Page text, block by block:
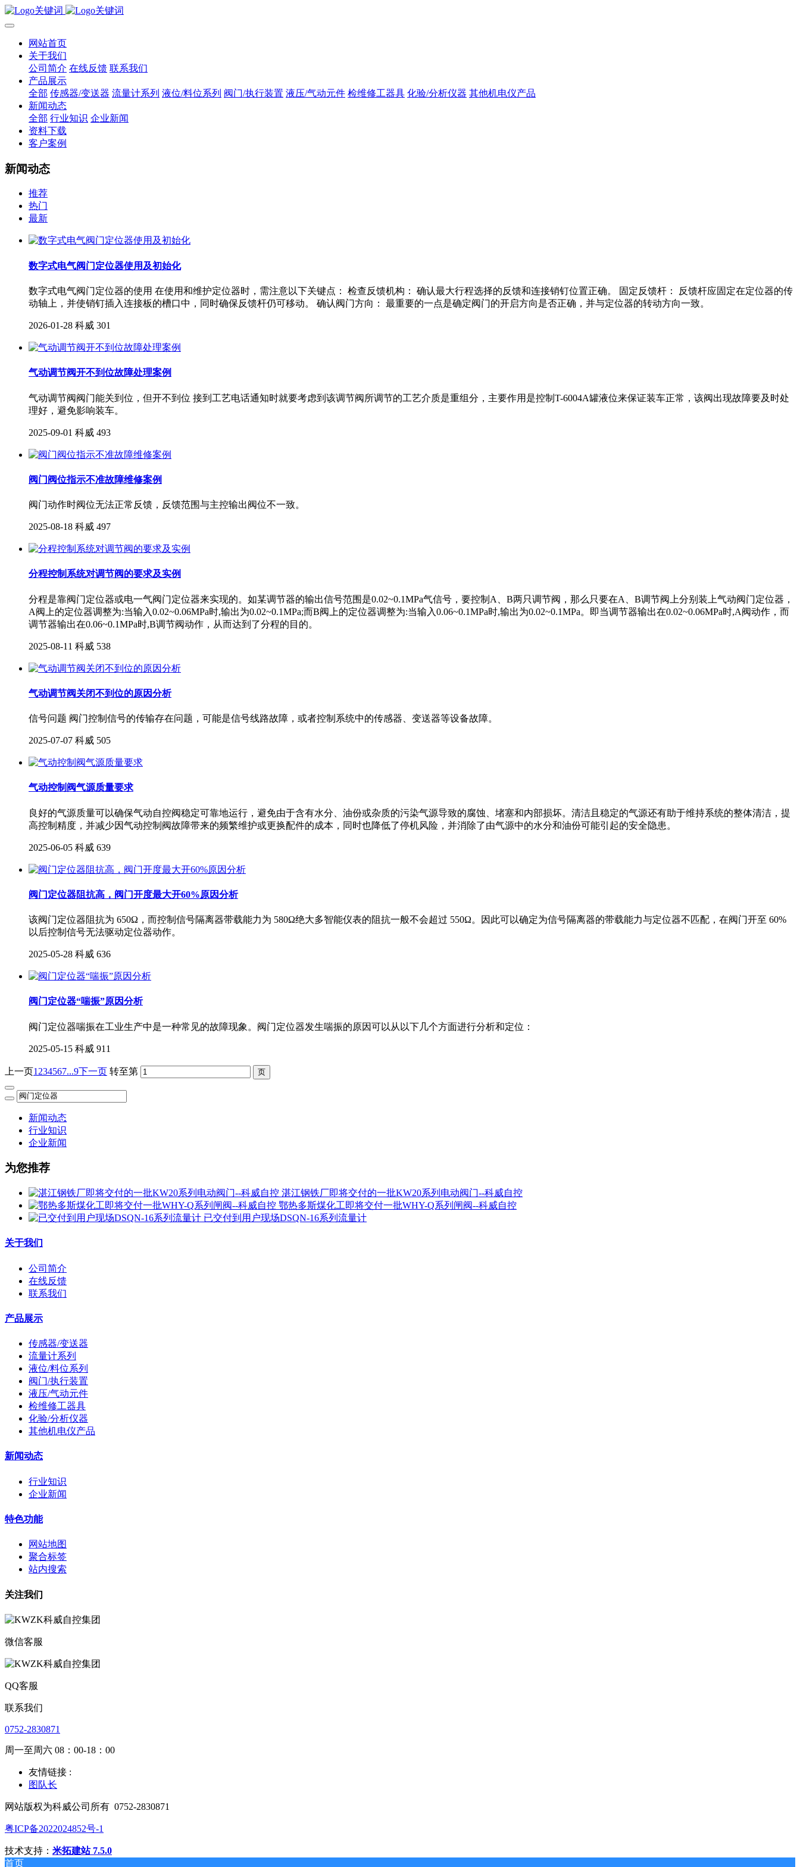
网站首页
关于我们
公司简介 在线反馈 联系我们
产品展示
全部 传感器/变送器 流量计系列 液位/料位系列 阀门/执行装置 液压/气动元件 检维修工器具 化验/分析仪器 其他机电仪产品
新闻动态
全部 行业知识 企业新闻
资料下载
客户案例
新闻动态
推荐
热门
最新
数字式电气阀门定位器使用及初始化
数字式电气阀门定位器的使用 在使用和维护定位器时，需注意以下关键点： 检查反馈机构： 确认最大行程选择的反馈和连接销钉位置正确。 固定反馈杆： 反馈杆应固定在定位器的传
动轴上，并使销钉插入连接板的槽口中，同时确保反馈杆仍可移动。 确认阀门方向： 最重要的一点是确定阀门的开启方向是否正确，并与定位器的转动方向一致。
2026-01-28 科威 301
气动调节阀开不到位故障处理案例
气动调节阀阀门能关到位，但开不到位 接到工艺电话通知时就要考虑到该调节阀所调节的工艺介质是重组分，主要作用是控制T-6004A罐液位来保证装车正常，该阀出现故障要及时处
理好，避免影响装车。
2025-09-01 科威 493
阀门阀位指示不准故障维修案例
阀门动作时阀位无法正常反馈，反馈范围与主控输出阀位不一致。
2025-08-18 科威 497
分程控制系统对调节阀的要求及实例
分程是靠阀门定位器或电一气阀门定位器来实现的。如某调节器的输出信号范围是0.02~0.1MPa气信号，要控制A、B两只调节阀，那么只要在A、B调节阀上分别装上气动阀门定位器，
A阀上的定位器调整为:当输入0.02~0.06MPa时,输出为0.02~0.1MPa;而B阀上的定位器调整为:当输入0.06~0.1MPa时,输出为0.02~0.1MPa。即当调节器输出在0.02~0.06MPa时,A阀动作，而
调节器输出在0.06~0.1MPa时,B调节阀动作，从而达到了分程的目的。
2025-08-11 科威 538
气动调节阀关闭不到位的原因分析
信号问题 阀门控制信号的传输存在问题，可能是信号线路故障，或者控制系统中的传感器、变送器等设备故障。
2025-07-07 科威 505
气动控制阀气源质量要求
良好的气源质量可以确保气动自控阀稳定可靠地运行，避免由于含有水分、油份或杂质的污染气源导致的腐蚀、堵塞和内部损坏。清洁且稳定的气源还有助于维持系统的整体清洁，提
高控制精度，并减少因气动控制阀故障带来的频繁维护或更换配件的成本，同时也降低了停机风险，并消除了由气源中的水分和油份可能引起的安全隐患。
2025-06-05 科威 639
阀门定位器阻抗高，阀门开度最大开60%原因分析
该阀门定位器阻抗为 650Ω，而控制信号隔离器带载能力为 580Ω绝大多智能仪表的阻抗一般不会超过 550Ω。因此可以确定为信号隔离器的带载能力与定位器不匹配，在阀门开至 60%
以后控制信号无法驱动定位器动作。
2025-05-28 科威 636
阀门定位器“喘振”原因分析
阀门定位器喘振在工业生产中是一种常见的故障现象。阀门定位器发生喘振的原因可以从以下几个方面进行分析和定位：
2025-05-15 科威 911
上一页1 234567...9下一页 转至第
新闻动态
行业知识
企业新闻
为您推荐
湛江钢铁厂即将交付的一批KW20系列电动阀门--科威自控
鄂热多斯煤化工即将交付一批WHY-Q系列闸阀--科威自控
已交付到用户现场DSQN-16系列流量计
关于我们
公司简介
在线反馈
联系我们
产品展示
传感器/变送器
流量计系列
液位/料位系列
阀门/执行装置
液压/气动元件
检维修工器具
化验/分析仪器
其他机电仪产品
新闻动态
行业知识
企业新闻
特色功能
网站地图
聚合标签
站内搜索
关注我们
微信客服
QQ客服
联系我们
0752-2830871
周一至周六 08：00-18：00
友情链接 :
图队长
网站版权为科威公司所有 0752-2830871
粤ICP备2022024852号-1
技术支持： 米拓建站 7.5.0
首页